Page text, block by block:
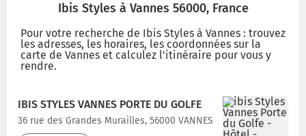
Ibis Styles à Vannes 56000, France
Pour votre recherche de Ibis Styles à Vannes : trouvez
les adresses, les horaires, les coordonnées sur la
carte de Vannes et calculez l'itinéraire pour vous y
rendre.
IBIS STYLES VANNES PORTE DU GOLFE
36 rue des Grandes Murailles, 56000 VANNES